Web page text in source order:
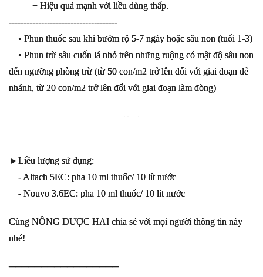
+ Hiệu quả mạnh với liều dùng thấp.
-------------------------------------
• Phun thuốc sau khi bướm rộ 5-7 ngày hoặc sâu non (tuổi 1-3)
• Phun trừ sâu cuốn lá nhỏ trên những ruộng có mật độ sâu non
đến ngưỡng phòng trừ (từ 50 con/m2 trở lên đối với giai đoạn đẻ
nhánh, từ 20 con/m2 trở lên đối với giai đoạn làm đòng)
►Liều lượng sử dụng:
- Altach 5EC: pha 10 ml thuốc/ 10 lít nước
- Nouvo 3.6EC: pha 10 ml thuốc/ 10 lít nước
Cùng NÔNG DƯỢC HAI chia sẻ với mọi người thông tin này
nhé!
─────────────────